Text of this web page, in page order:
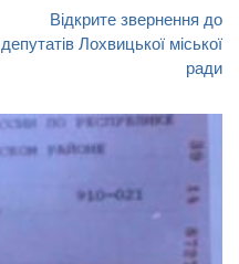
Відкрите звернення до
депутатів Лохвицької міської
ради